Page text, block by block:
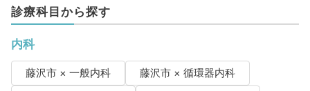
診療科目から探す
内科
藤沢市 × 一般内科
藤沢市 × 循環器内科